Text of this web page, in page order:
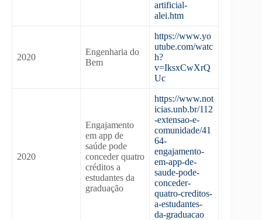
artificial-
alei.htm
2020
Engenharia do
Bem
https://www.yo
utube.com/watc
h?
v=IksxCwXrQ
Uc
2020
Engajamento
em app de
saúde pode
conceder quatro
créditos a
estudantes da
graduação
https://www.not
icias.unb.br/112
-extensao-e-
comunidade/41
64-
engajamento-
em-app-de-
saude-pode-
conceder-
quatro-creditos-
a-estudantes-
da-graduacao